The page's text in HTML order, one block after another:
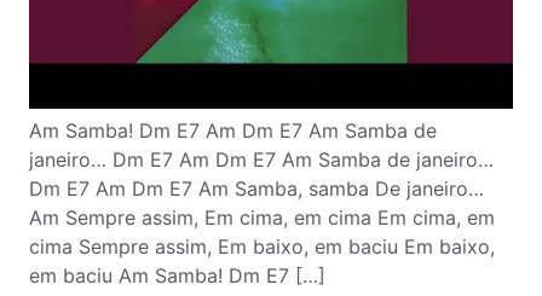
Am Samba! Dm E7 Am Dm E7 Am Samba de
janeiro… Dm E7 Am Dm E7 Am Samba de janeiro…
Dm E7 Am Dm E7 Am Samba, samba De janeiro…
Am Sempre assim, Em cima, em cima Em cima, em
cima Sempre assim, Em baixo, em baciu Em baixo,
em baciu Am Samba! Dm E7 […]